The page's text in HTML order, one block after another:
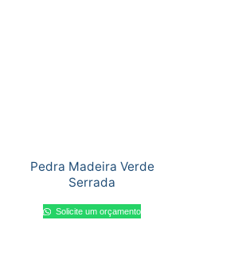
Pedra Madeira Verde
Serrada
Solicite um orçamento